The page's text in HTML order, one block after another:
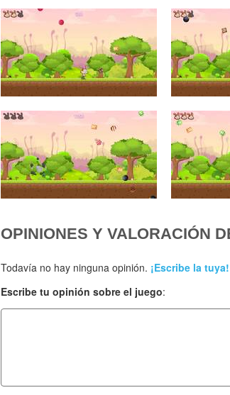
OPINIONES Y VALORACIÓN
Todavía no hay ninguna opinión. ¡Escribe la tuya!
Escribe tu opinión sobre el juego: